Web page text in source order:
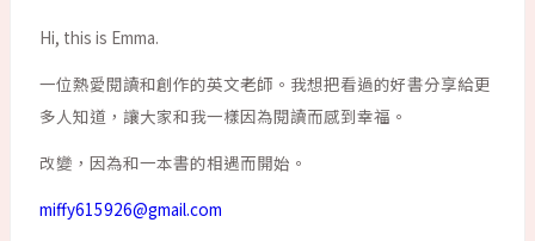
Hi, this is Emma.
一位熱愛閱讀和創作的英文老師。我想把看過的好書分享給更
多人知道，讓大家和我一樣因為閱讀而感到幸福。
改變，因為和一本書的相遇而開始。
miffy615926@gmail.com